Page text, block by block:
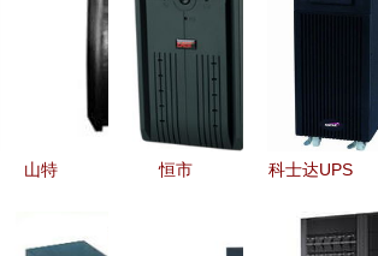
山特
以上UPS电
恒市
科士达UPS
C9110S银